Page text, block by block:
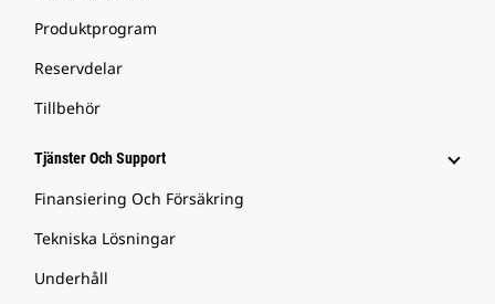
Produktprogram
Reservdelar
Tillbehör
Tjänster Och Support
Finansiering Och Försäkring
Tekniska Lösningar
Underhåll